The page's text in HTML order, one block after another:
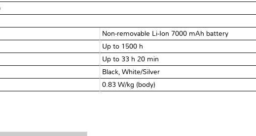
Non-removable Li-Ion 7000 mAh battery
Up to 1500 h
Up to 33 h 20 min
Black, White/Silver
0.83 W/kg (body)